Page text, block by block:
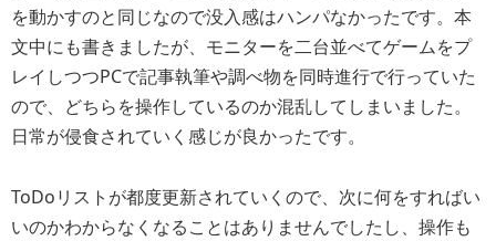
を動かすのと同じなので没入感はハンパなかったです。本
文中にも書きましたが、モニターを二台並べてゲームをプ
レイしつつPCで記事執筆や調べ物を同時進行で行っていた
ので、どちらを操作しているのか混乱してしまいました。
日常が侵食されていく感じが良かったです。
ToDoリストが都度更新されていくので、次に何をすればい
いのかわからなくなることはありませんでしたし、操作も